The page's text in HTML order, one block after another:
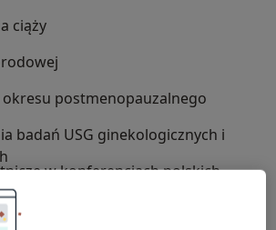
ciąży
postmenopauzalnego
badań USG ginekologicznych i
w konferencjach polskich
oraz w szkoleniach z zakresu
i ultrasonografii.